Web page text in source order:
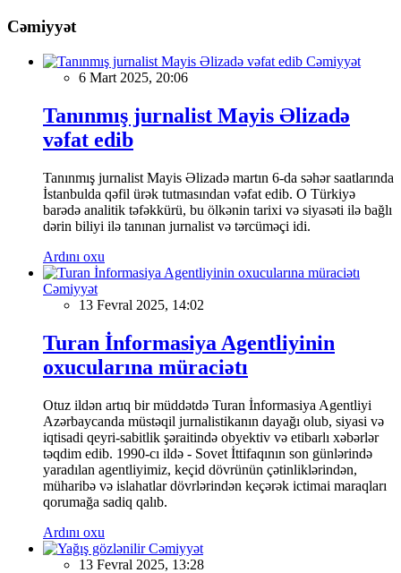
Cəmiyyət
Cəmiyyət
6 Mart 2025, 20:06
Tanınmış jurnalist Mayis Əlizadə
vəfat edib
Tanınmış jurnalist Mayis Əlizadə martın 6-da səhər saatlarında
İstanbulda qəfil ürək tutmasından vəfat edib. O Türkiyə
barədə analitik təfəkkürü, bu ölkənin tarixi və siyasəti ilə bağlı
dərin biliyi ilə tanınan jurnalist və tərcüməçi idi.
Ardını oxu
Cəmiyyət
13 Fevral 2025, 14:02
Turan İnformasiya Agentliyinin
oxucularına müraciətı
Otuz ildən artıq bir müddətdə Turan İnformasiya Agentliyi
Azərbaycanda müstəqil jurnalistikanın dayağı olub, siyasi və
iqtisadi qeyri-sabitlik şəraitində obyektiv və etibarlı xəbərlər
təqdim edib. 1990-cı ildə - Sovet İttifaqının son günlərində
yaradılan agentliyimiz, keçid dövrünün çətinliklərindən,
müharibə və islahatlar dövrlərindən keçərək ictimai maraqları
qorumağa sadiq qalıb.
Ardını oxu
Cəmiyyət
13 Fevral 2025, 13:28